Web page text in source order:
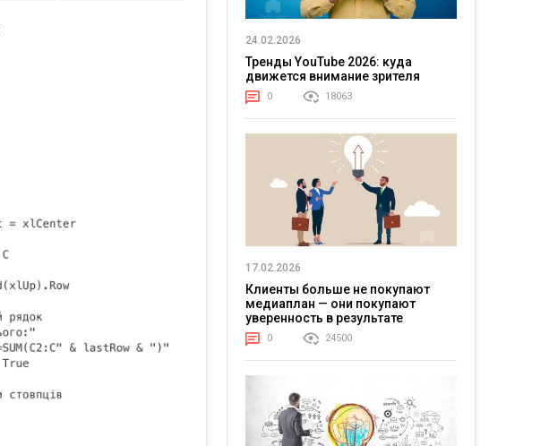
24.02.2026
Тренды YouTube 2026: куда
движется внимание зрителя
0 18063
17.02.2026
Клиенты больше не покупают
медиаплан — они покупают
уверенность в результате
0 24500